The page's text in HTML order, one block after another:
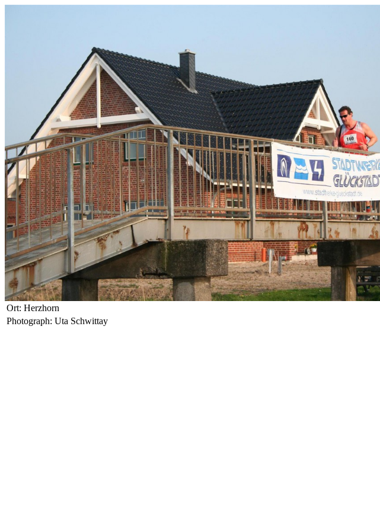
Ort: Herzhorn
Photograph: Uta Schwittay